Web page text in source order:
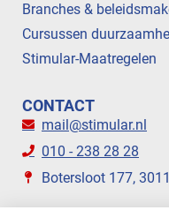
Branches &
Cursussen
Stimular-Maatregelen
CONTACT
mail@stimular.nl
010 - 238 28 28
Botersloot 177,